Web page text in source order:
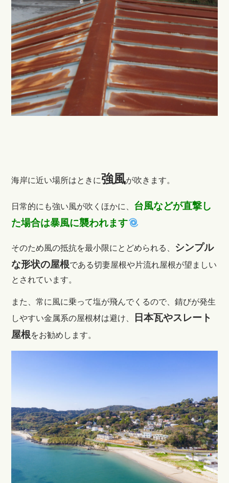
海岸に近い場所はときに強風が吹きます。
日常的にも強い風が吹くほかに、 台風などが直撃し
た場合は暴風に襲われます
そのため風の抵抗を最小限にとどめられる、 シンプル
な形状の屋根である切妻屋根や片流れ屋根が望ましい
とされています。
また、常に風に乗って塩が飛んでくるので、錆びが発生
しやすい金属系の屋根材は避け、
日本瓦やスレート
屋根をお勧めします。